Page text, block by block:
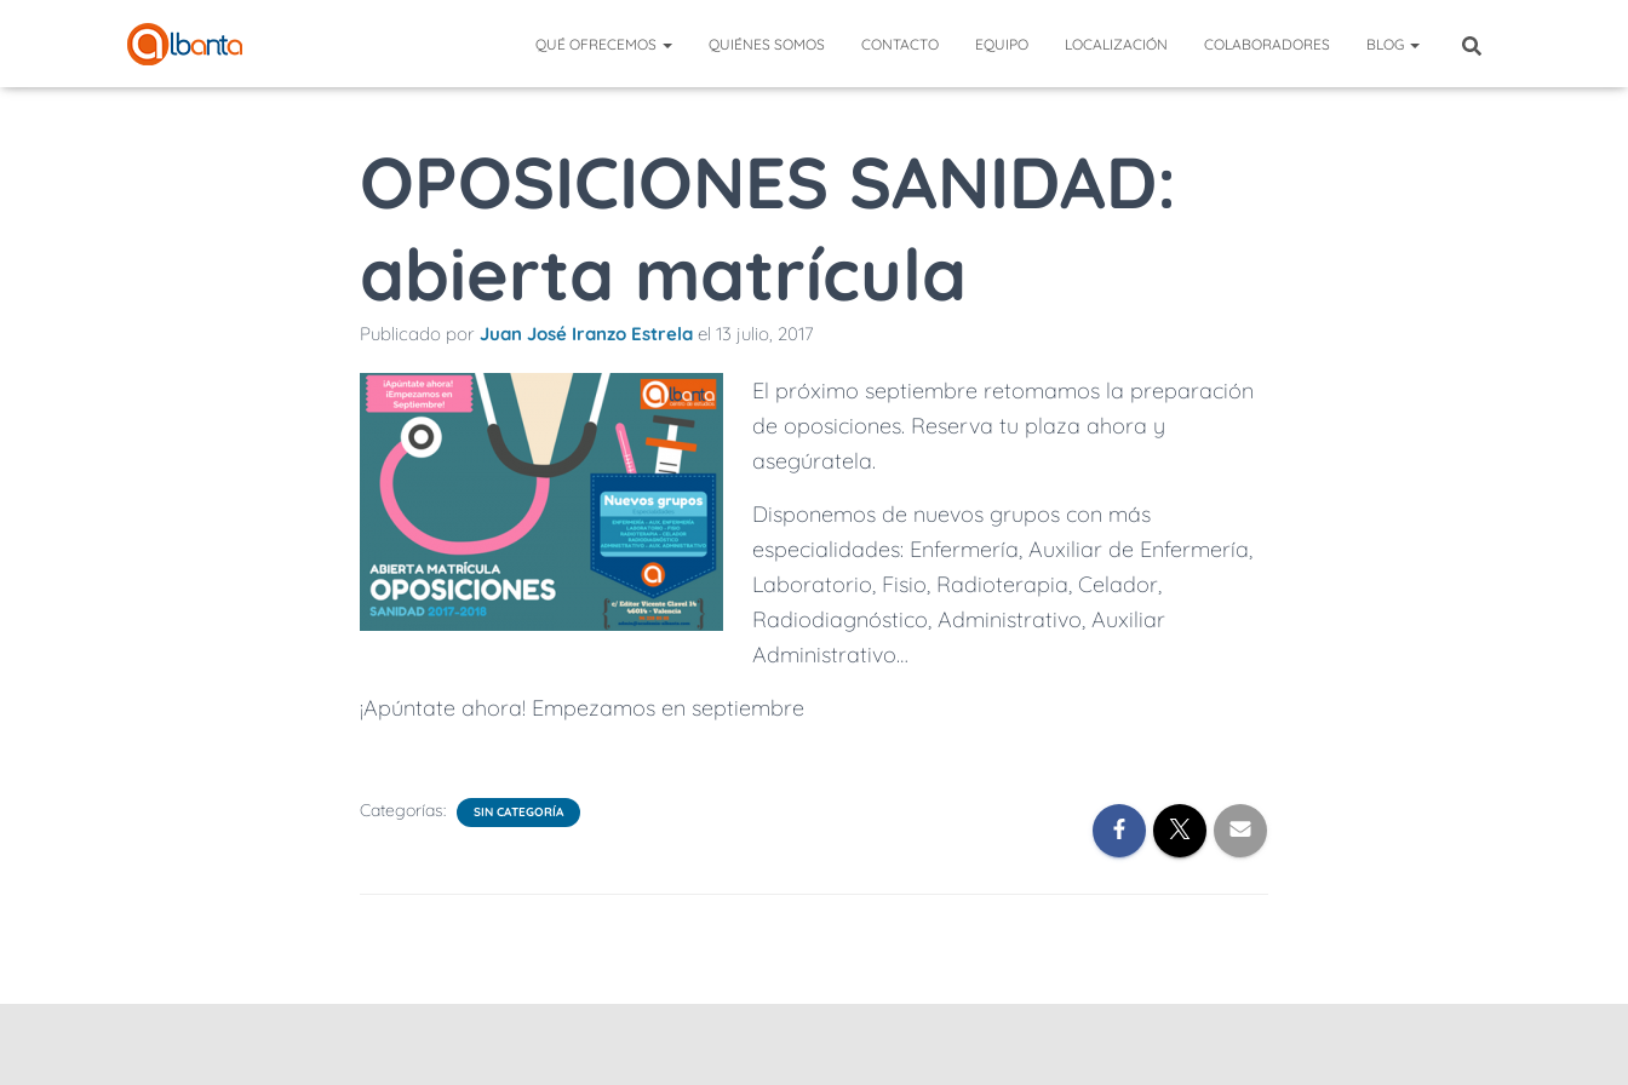
QUÉ OFRECEMOS QUIÉNES SOMOS CONTACTO EQUIPO LOCALIZACIÓN COLABORADORES BLOG
OPOSICIONES SANIDAD:
abierta matrícula
Publicado por Juan José Iranzo Estrela el 13 julio, 2017
El próximo septiembre retomamos la preparación
de oposiciones. Reserva tu plaza ahora y
asegúratela.
Disponemos de nuevos grupos con más
especialidades: Enfermería, Auxiliar de Enfermería,
Laboratorio, Fisio, Radioterapia, Celador,
Radiodiagnóstico, Administrativo, Auxiliar
Administrativo…
¡Apúntate ahora! Empezamos en septiembre
Categorías: SIN CATEGORÍA